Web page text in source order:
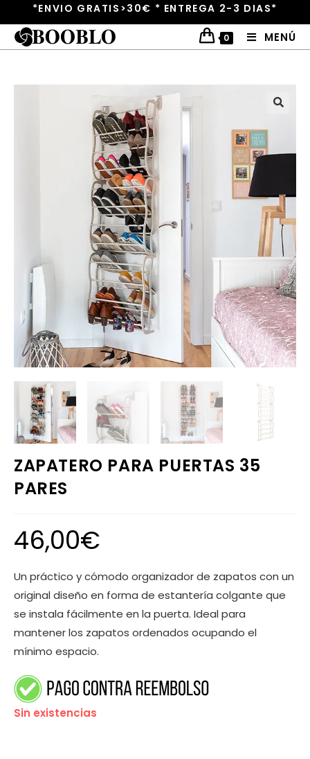
*ENVIO GRATIS>30€ * ENTREGA 2-3 DIAS*
0 MENÚ
ZAPATERO PARA PUERTAS 35
PARES
46,00€
Un práctico y cómodo organizador de zapatos con un
original diseño en forma de estantería colgante que
se instala fácilmente en la puerta. Ideal para
mantener los zapatos ordenados ocupando el
mínimo espacio.
Sin existencias